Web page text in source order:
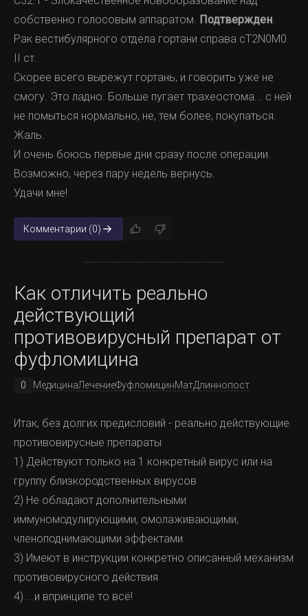
один анестезиолог давать не будет. Меня гоняли по
кругу бессмысленных анализов, ожидая, что кончится
раньше - я или мои деньги.
2023й
Я: Как самочувствие?
М: Чуть полегчало. Боль меньше, но колено снова
опухло. Всё по кругу.
Делаю вывод: пероральной терапии оказалось
недостаточно. В рекомендациях указано: при
неэффективности доксициклина, через 3 месяца
переход на парентеральную терапию.
Спустя еще 2 месяца боль сохранилась.
курсом 21 день. Контролирую переносимость, ОАК,
функцию печени, УЗИ сустава.
М: Доктор, оно отпустило! Утром встал и боли нет.
Сгибается. Как раньше.
Через 3 недели отёк полностью регрессировал,
движения восстановились.
Через 6 месяцев стойкая ремиссия без базисной
вернулся к работе.
На прощание он сказал: Спасибо, что помогли. Я уже
не верил, что можно вылечиться.
Выводы из случая
Боррелиоз может имитировать ревматоидный артрит
и быть пропущен.
диагностике!
собственно голосовым аппаратом. Подтвержден.
Рак вестибулярного отдела гортани справа сT2N0M0
II ст.
Скорее всего вырежут гортань, и говорить уже не
смогу. Это ладно. Больше пугает трахеостома... с ней
не помыться нормально, не, тем более, покупаться.
Жаль.
И очень боюсь первые дни сразу после операции.
Возможно, через пару недель вернусь.
Удачи мне!
Комментарии (0)
Как отличить реально
действующий
противовирусный препарат от
фуфломицина
0 МедицинаЛечениеФуфломицинМатДлиннопост
Итак, без долгих предисловий - реально действующие
противовирусные препараты
1) Действуют только на 1 конкретный вирус или на
группу близкородственных вирусов
2) Не обладают дополнительными
иммуномодулирующими, омолаживающими,
членоподнимающими эффектами
3) Имеют в инструкции конкретно описанный механизм
противовирусного действия
4) ...и впринципе то всё!